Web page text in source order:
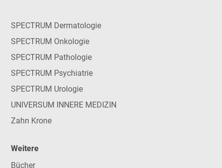
SPECTRUM Dermatologie
SPECTRUM Onkologie
SPECTRUM Pathologie
SPECTRUM Psychiatrie
SPECTRUM Urologie
UNIVERSUM INNERE MEDIZIN
Zahn Krone
Weitere
Bücher